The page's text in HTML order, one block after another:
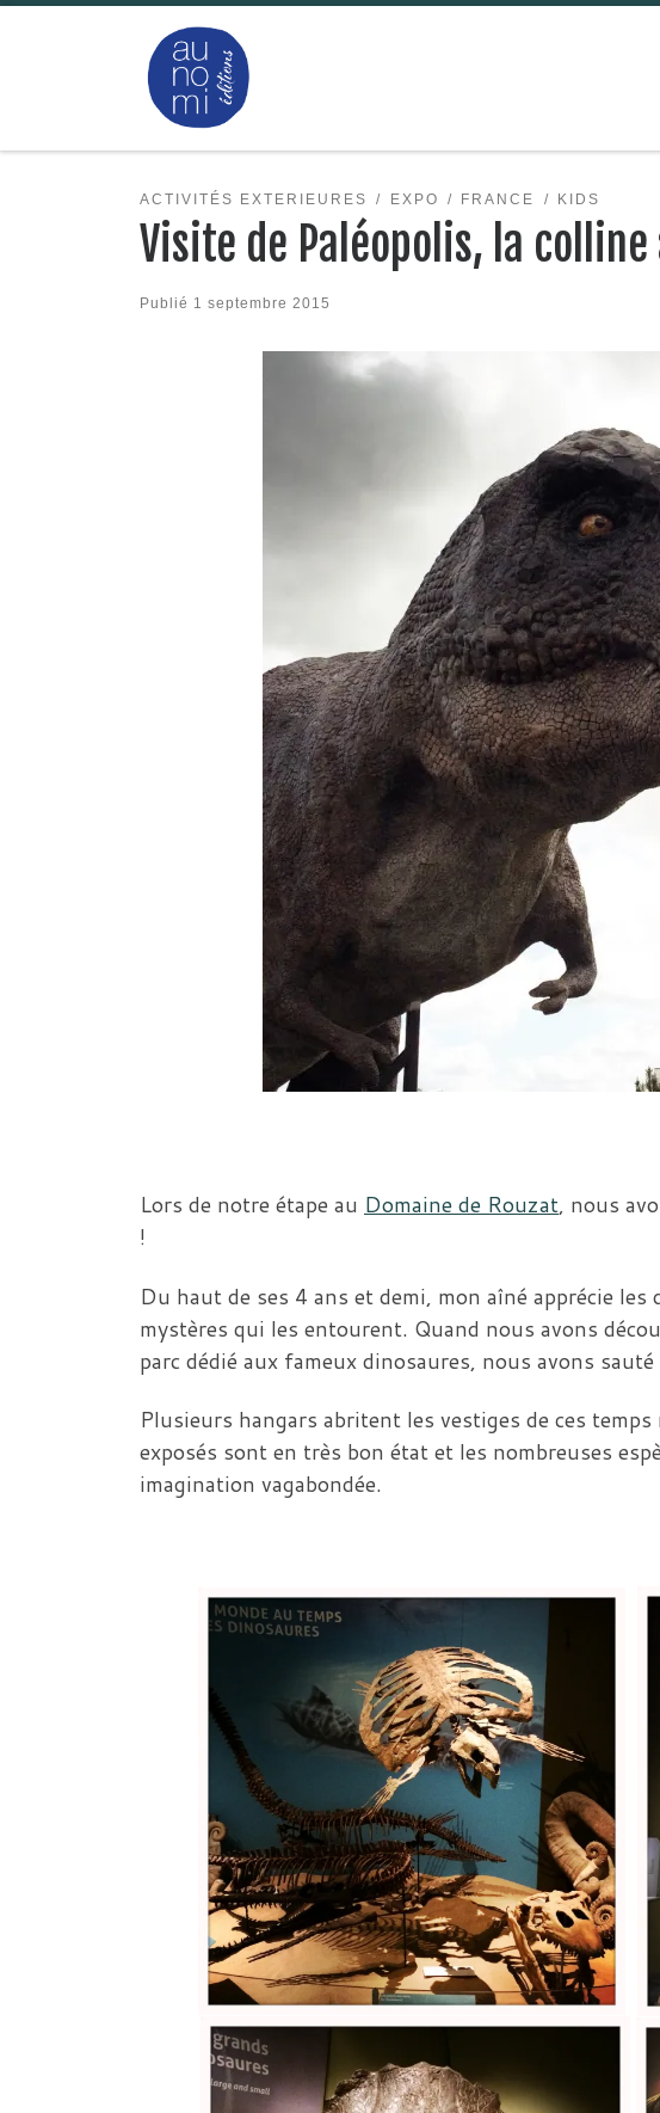
Passer au contenu
ACTIVITÉS EXTERIEURES EXPO FRANCE KIDS
Visite de Paléopolis, la
Publié 1 septembre 2015
Lors de notre étape au Domaine de Rouzat, nous
!
Du haut de ses 4 ans et demi, mon aîné apprécie
mystères qui les entourent. Quand nous avons
parc dédié aux fameux dinosaures, nous avons
Plusieurs hangars abritent les vestiges de ces
exposés sont en très bon état et les nombreuses
imagination vagabondée.